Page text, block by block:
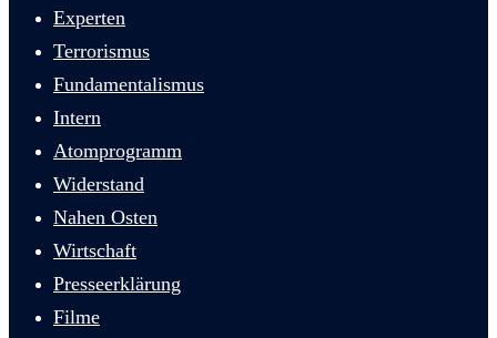
Experten
Terrorismus
Fundamentalismus
Intern
Atomprogramm
Widerstand
Nahen Osten
Wirtschaft
Presseerklärung
Filme